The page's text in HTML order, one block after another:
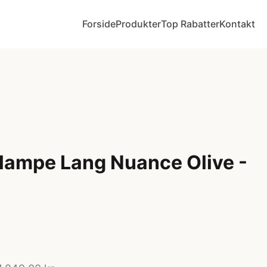
ForsideProdukterTop RabatterKontakt
Lang Nuance Olive -